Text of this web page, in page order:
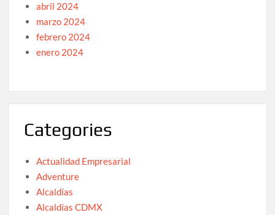
abril 2024
marzo 2024
febrero 2024
enero 2024
Categories
Actualidad Empresarial
Adventure
Alcaldías
Alcaldías CDMX